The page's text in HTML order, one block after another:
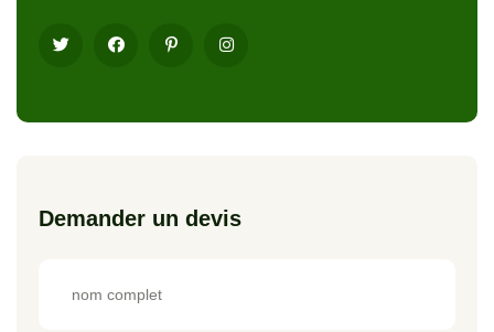
Demander un devis